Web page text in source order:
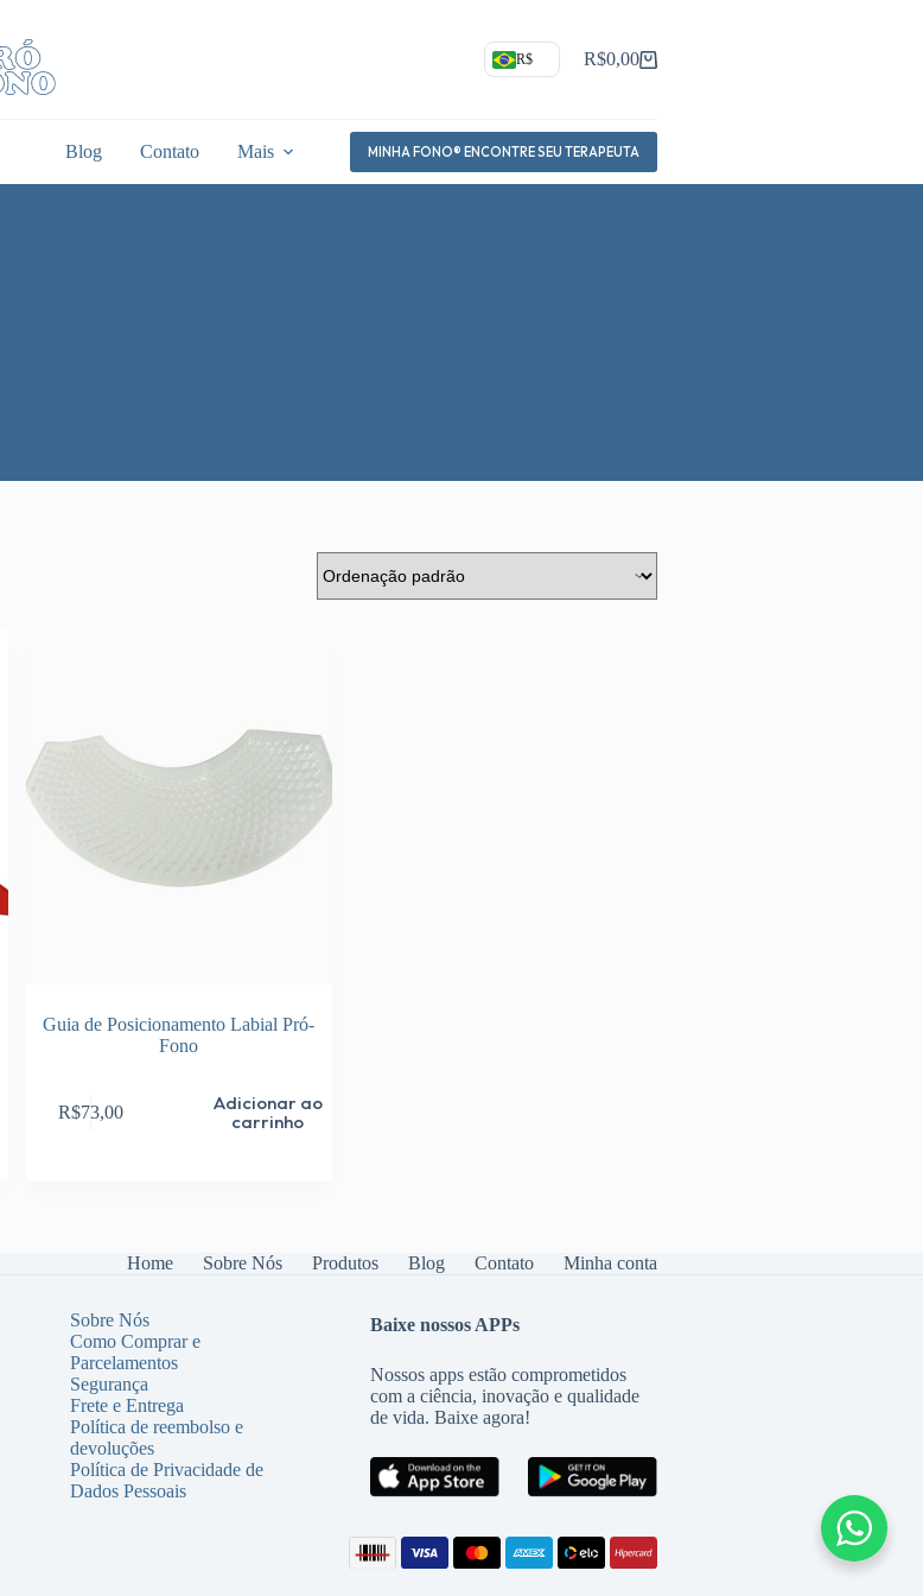
R$ Carrinho
R$0,00
Blog Contato Mais MINHA FONO® ENCONTRE SEU TERAPEUTA
Guia de Posicionamento Labial Pró-
Fono
R$73,00
Adicionar ao
carrinho
Home Sobre Nós Produtos Blog Contato Minha conta
Sobre Nós
Como Comprar e
Parcelamentos
Segurança
Frete e Entrega
Política de reembolso e
devoluções
Política de Privacidade de
Dados Pessoais
Baixe nossos APPs
Nossos apps estão comprometidos
com a ciência, inovação e qualidade
de vida. Baixe agora!